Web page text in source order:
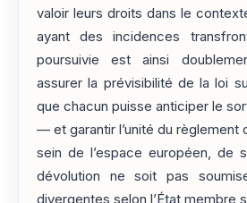
valoir leurs droits dans le
ayant des incidences
poursuivie est ainsi
assurer la prévisibilité de la loi
que chacun puisse anticiper le
— et garantir l’unité du règlement
sein de l’espace européen, de
dévolution ne soit pas
divergentes selon l’État membre